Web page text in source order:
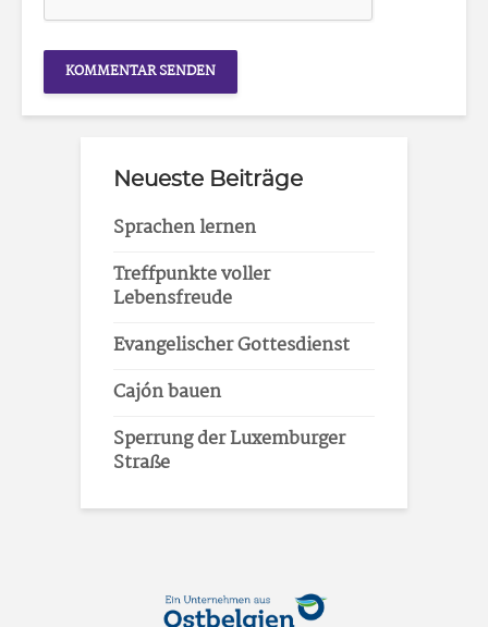
Neueste Beiträge
Sprachen lernen
Treffpunkte voller
Lebensfreude
Evangelischer Gottesdienst
Cajón bauen
Sperrung der Luxemburger
Straße